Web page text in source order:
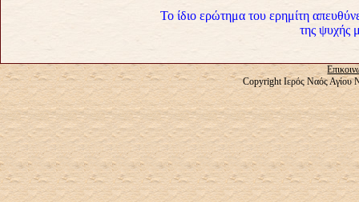
Το ίδιο ερώτημα του ερημίτη
της ψυχής
Copyright Ιερός Ναός Αγίου